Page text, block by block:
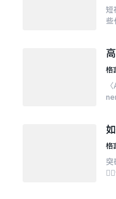
短
些
告
显
老
格
空
格
突